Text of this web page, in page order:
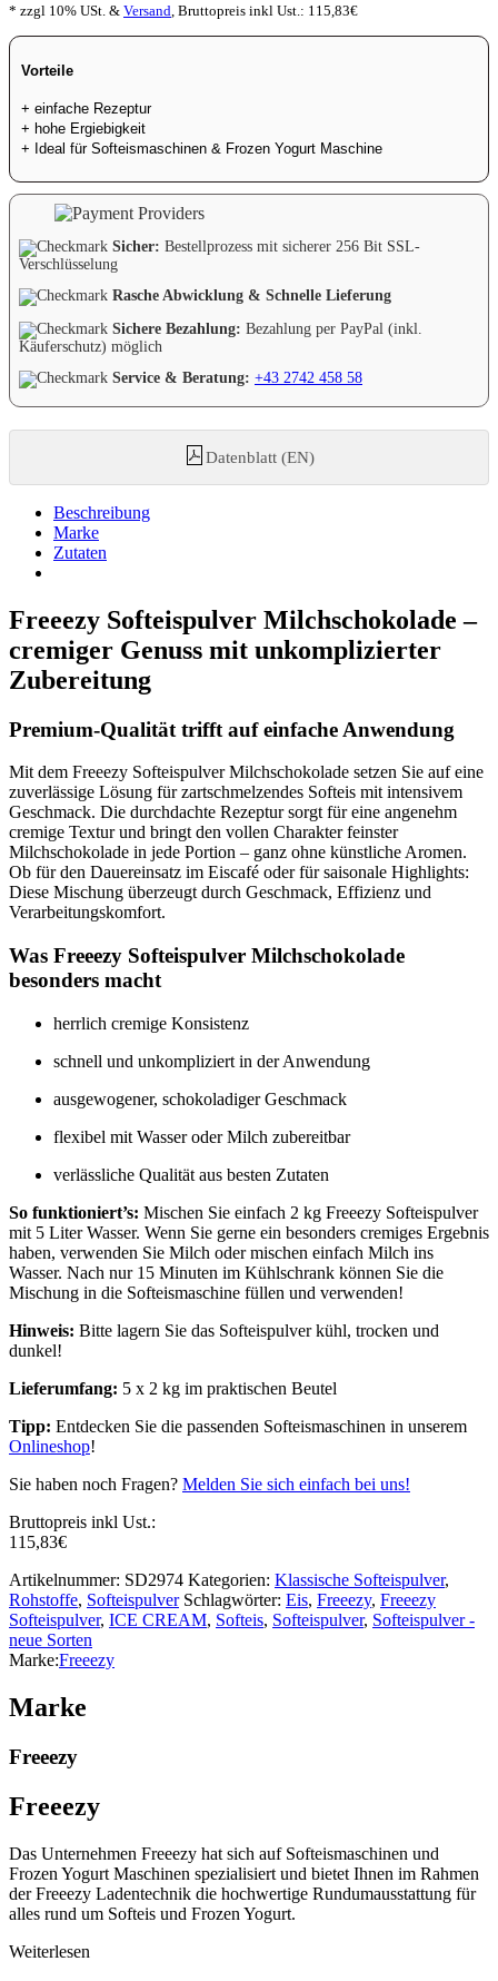
* zzgl 10% USt. & Versand Bruttopreis inkl Ust.: 115,83€
Vorteile
+ einfache Rezeptur
+ hohe Ergiebigkeit
+ Ideal für Softeismaschinen & Frozen Yogurt Maschine
Sicher: Bestellprozess mit sicherer 256 Bit SSL-
Verschlüsselung
Rasche Abwicklung & Schnelle Lieferung
Sichere Bezahlung: Bezahlung per PayPal (inkl.
Käuferschutz) möglich
Service & Beratung: +43 2742 458 58
Datenblatt (EN)
Beschreibung
Marke
Zutaten
Freeezy Softeispulver Milchschokolade –
cremiger Genuss mit unkomplizierter
Zubereitung
Premium-Qualität trifft auf einfache Anwendung
Mit dem Freeezy Softeispulver Milchschokolade setzen Sie auf eine
zuverlässige Lösung für zartschmelzendes Softeis mit intensivem
Geschmack. Die durchdachte Rezeptur sorgt für eine angenehm
cremige Textur und bringt den vollen Charakter feinster
Milchschokolade in jede Portion – ganz ohne künstliche Aromen.
Ob für den Dauereinsatz im Eiscafé oder für saisonale Highlights:
Diese Mischung überzeugt durch Geschmack, Effizienz und
Verarbeitungskomfort.
Was Freeezy Softeispulver Milchschokolade
besonders macht
herrlich cremige Konsistenz
schnell und unkompliziert in der Anwendung
ausgewogener, schokoladiger Geschmack
flexibel mit Wasser oder Milch zubereitbar
verlässliche Qualität aus besten Zutaten
So funktioniert’s: Mischen Sie einfach 2 kg Freeezy Softeispulver
mit 5 Liter Wasser. Wenn Sie gerne ein besonders cremiges Ergebnis
haben, verwenden Sie Milch oder mischen einfach Milch ins
Wasser. Nach nur 15 Minuten im Kühlschrank können Sie die
Mischung in die Softeismaschine füllen und verwenden!
Hinweis: Bitte lagern Sie das Softeispulver kühl, trocken und
dunkel!
Lieferumfang: 5 x 2 kg im praktischen Beutel
Tipp: Entdecken Sie die passenden Softeismaschinen in unserem
Onlineshop!
Sie haben noch Fragen? Melden Sie sich einfach bei uns!
Bruttopreis inkl Ust.:
115,83€
Artikelnummer: SD2974 Kategorien: Klassische Softeispulver,
Rohstoffe, Softeispulver Schlagwörter: Eis, Freeezy, Freeezy
Softeispulver, ICE CREAM, Softeis, Softeispulver, Softeispulver -
neue Sorten
Marke:Freeezy
Marke
Freeezy
Freeezy
Das Unternehmen Freeezy hat sich auf Softeismaschinen und
Frozen Yogurt Maschinen spezialisiert und bietet Ihnen im Rahmen
der Freeezy Ladentechnik die hochwertige Rundumausstattung für
alles rund um Softeis und Frozen Yogurt.
Weiterlesen